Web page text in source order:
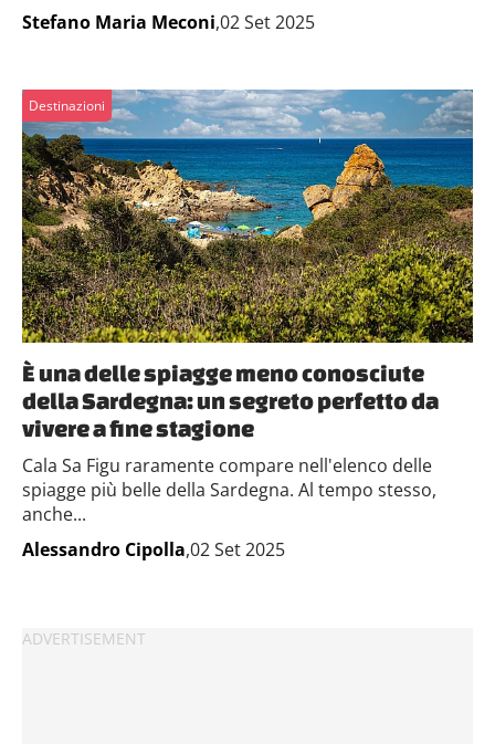
Stefano Maria Meconi,02 Set 2025
Destinazioni
È una delle spiagge meno conosciute
della Sardegna: un segreto perfetto da
vivere a fine stagione
Cala Sa Figu raramente compare nell'elenco delle
spiagge più belle della Sardegna. Al tempo stesso,
anche...
Alessandro Cipolla,02 Set 2025